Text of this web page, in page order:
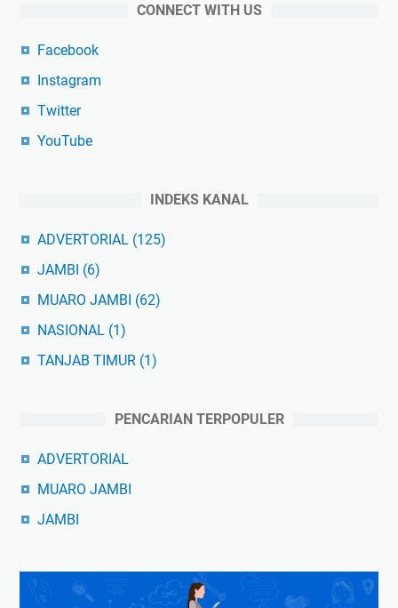
CONNECT WITH US
Facebook
Instagram
Twitter
YouTube
INDEKS KANAL
ADVERTORIAL (125)
JAMBI (6)
MUARO JAMBI (62)
NASIONAL (1)
TANJAB TIMUR (1)
PENCARIAN TERPOPULER
ADVERTORIAL
MUARO JAMBI
JAMBI